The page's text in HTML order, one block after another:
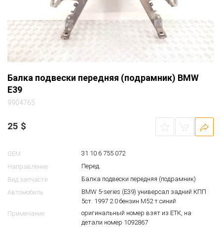
Балка подвески передняя (подрамник) BMW
E39
9904765
25 $
OEM
31 10 6 755 072
Направление
Перед.
Вид запчасти
Балка подвески передняя (подрамник)
Автомобиль
BMW 5-series (E39) универсал задний КПП
5ст. 1997 2.0 бензин M52 т.синий
Примечание
оригинальный номер взят из ЕТК, на
детали номер 1092867